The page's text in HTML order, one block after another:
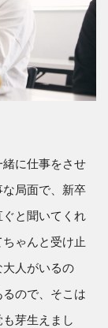
に仕事をさせ
局面で、新卒
と聞いてくれ
ゃんと受け止
人がいるの
ので、そこは
芽生えまし